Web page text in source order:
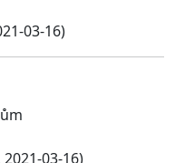
03-16)
03-16)